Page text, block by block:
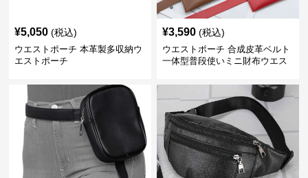
¥5,050 (税込)
ウエストポーチ 本革製多収納ウ
エストポーチ
¥3,590 (税込)
ウエストポーチ 合成皮革ベルト
一体型普段使いミニ財布ウエス